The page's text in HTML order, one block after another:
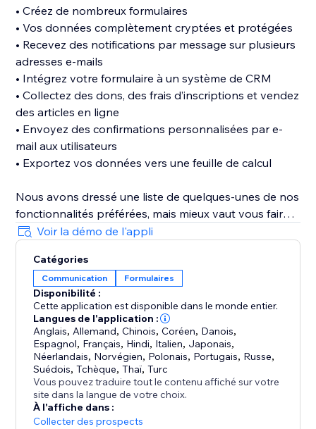
• Créez de nombreux formulaires
• Vos données complètement cryptées et protégées
• Recevez des notifications par message sur plusieurs
adresses e-mails
• Intégrez votre formulaire à un système de CRM
• Collectez des dons, des frais d’inscriptions et vendez
des articles en ligne
• Envoyez des confirmations personnalisées par e-
mail aux utilisateurs
• Exportez vos données vers une feuille de calcul
Nous avons dressé une liste de quelques-unes de nos
fonctionnalités préférées, mais mieux vaut vous faire
votre propre opinion de BoomForm. Pas besoin de
créer un compte supplémentaire chez nous ! Tout ce
qu’il vous faut, c’est votre compte et quelques minutes
pour personnaliser un formulaire avant de pouvoir
Voir la démo de l'appli
Catégories
Communication Formulaires
Disponibilité :
Cette application est disponible dans le monde entier.
Langues de l'application :
Anglais, Allemand,Chinois,Coréen, Danois,
Espagnol, Français, Hindi, Italien, Japonais,
Néerlandais, Norvégien, Polonais, Portugais, Russe,
Suédois,Tchèque,Thaï,Turc
Vous pouvez traduire tout le contenu affiché sur votre
site dans la langue de votre choix.
À l'affiche dans :
Collecter des prospects